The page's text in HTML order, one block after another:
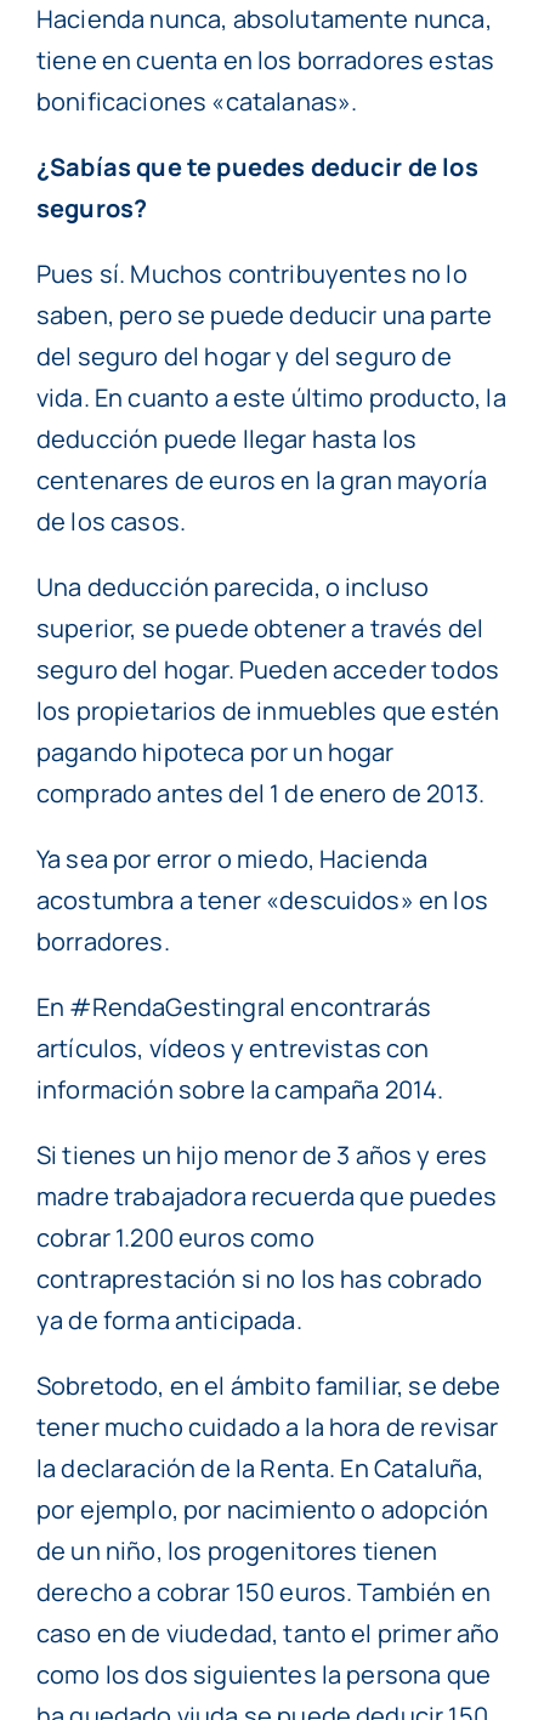
Hacienda nunca, absolutamente nunca,
tiene en cuenta en los borradores estas
bonificaciones «catalanas».
¿Sabías que te puedes deducir de los
seguros?
Pues sí. Muchos contribuyentes no lo
saben, pero se puede deducir una parte
del seguro del hogar y del seguro de
vida. En cuanto a este último producto, la
deducción puede llegar hasta los
centenares de euros en la gran mayoría
de los casos.
Una deducción parecida, o incluso
superior, se puede obtener a través del
seguro del hogar. Pueden acceder todos
los propietarios de inmuebles que estén
pagando hipoteca por un hogar
comprado antes del 1 de enero de 2013.
Ya sea por error o miedo, Hacienda
acostumbra a tener «descuidos» en los
borradores.
En #RendaGestingral encontrarás
artículos, vídeos y entrevistas con
información sobre la campaña 2014.
Si tienes un hijo menor de 3 años y eres
madre trabajadora recuerda que puedes
cobrar 1.200 euros como
contraprestación si no los has cobrado
ya de forma anticipada.
Sobretodo, en el ámbito familiar, se debe
tener mucho cuidado a la hora de revisar
la declaración de la Renta. En Cataluña,
por ejemplo, por nacimiento o adopción
de un niño, los progenitores tienen
derecho a cobrar 150 euros. También en
caso en de viudedad, tanto el primer año
como los dos siguientes la persona que